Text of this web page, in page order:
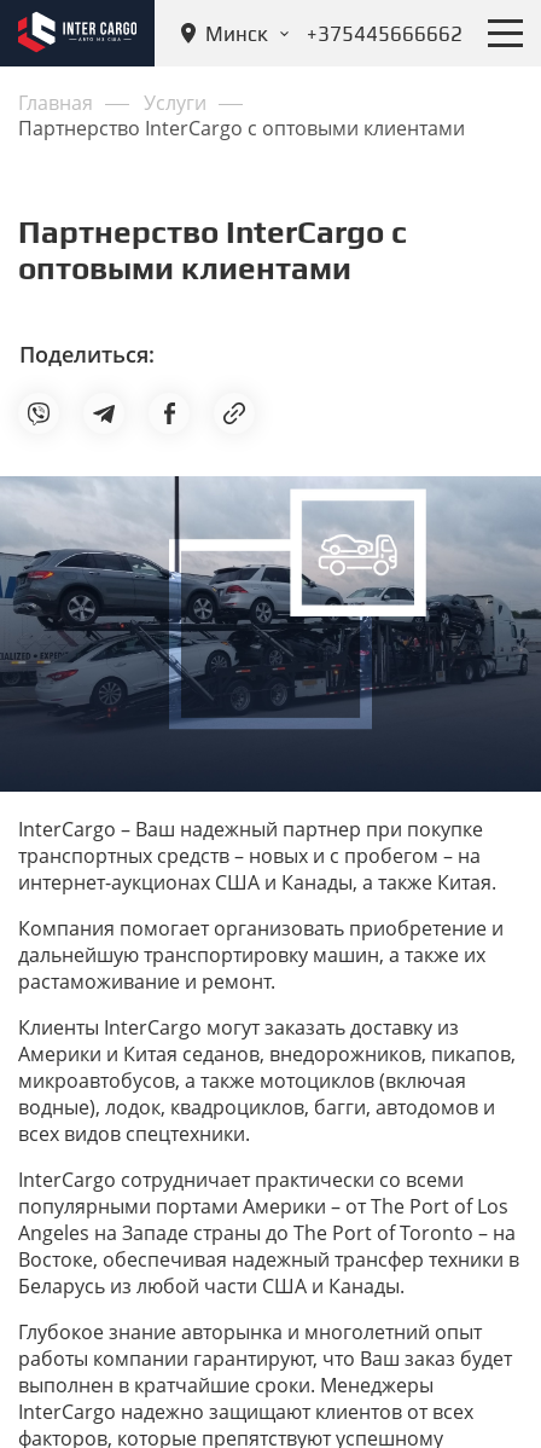
Минск +375445666662
Главная
Услуги
Партнерство InterCargo с оптовыми клиентами
Партнерство InterCargo с
оптовыми клиентами
Поделиться:
InterCargo – Ваш надежный партнер при покупке
транспортных средств – новых и с пробегом – на
интернет-аукционах США и Канады, а также Китая.
Компания помогает организовать приобретение и
дальнейшую транспортировку машин, а также их
растаможивание и ремонт.
Клиенты InterCargo могут заказать доставку из
Америки и Китая седанов, внедорожников, пикапов,
микроавтобусов, а также мотоциклов (включая
водные), лодок, квадроциклов, багги, автодомов и
всех видов спецтехники.
InterCargo сотрудничает практически со всеми
популярными портами Америки – от The Port of Los
Angeles на Западе страны до The Port of Toronto – на
Востоке, обеспечивая надежный трансфер техники в
Беларусь из любой части США и Канады.
Глубокое знание авторынка и многолетний опыт
работы компании гарантируют, что Ваш заказ будет
выполнен в кратчайшие сроки. Менеджеры
InterCargo надежно защищают клиентов от всех
факторов, которые препятствуют успешному